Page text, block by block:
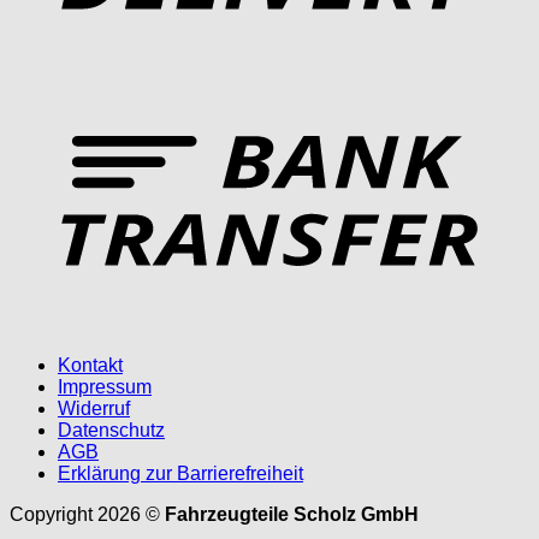
Kontakt
Impressum
Widerruf
Datenschutz
AGB
Erklärung zur Barrierefreiheit
Copyright 2026 © Fahrzeugteile Scholz GmbH